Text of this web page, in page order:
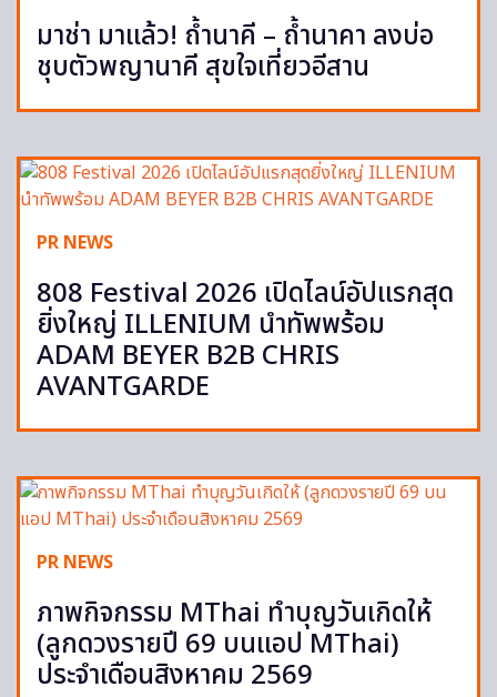
มาช่า มาแล้ว! ถ้ำนาคี – ถ้ำนาคา ลงบ่อ
ชุบตัวพญานาคี สุขใจเที่ยวอีสาน
PR NEWS
808 Festival 2026 เปิดไลน์อัปแรกสุด
ยิ่งใหญ่ ILLENIUM นำทัพพร้อม
ADAM BEYER B2B CHRIS
AVANTGARDE
PR NEWS
ภาพกิจกรรม MThai ทำบุญวันเกิดให้
(ลูกดวงรายปี 69 บนแอป MThai)
ประจำเดือนสิงหาคม 2569